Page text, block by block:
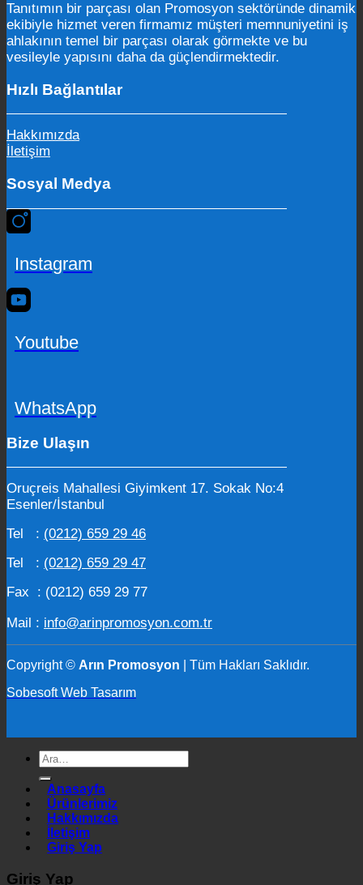
Tanıtımın bir parçası olan Promosyon sektöründe dinamik
ekibiyle hizmet veren firmamız müşteri memnuniyetini iş
ahlakının temel bir parçası olarak görmekte ve bu
vesileyle yapısını daha da güçlendirmektedir.
Hızlı Bağlantılar
Hakkımızda
İletişim
Sosyal Medya
Instagram
Youtube
WhatsApp
Bize Ulaşın
Oruçreis Mahallesi Giyimkent 17. Sokak No:4
Esenler/İstanbul
Tel : (0212) 659 29 46
Tel : (0212) 659 29 47
Fax : (0212) 659 29 77
Mail : info@arinpromosyon.com.tr
Copyright © Arın Promosyon
| Tüm Hakları Saklıdır.
Sobesoft Web Tasarım
Ara:
Anasayfa
Ürünlerimiz
Hakkımızda
İletişim
Giriş Yap
Giriş Yap